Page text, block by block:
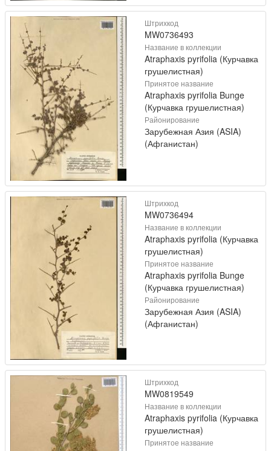
Штрихкод
MW0736493
Название в коллекции
Atraphaxis pyrifolia (Курчавка
грушелистная)
Принятое название
Atraphaxis pyrifolia Bunge
(Курчавка грушелистная)
Районирование
Зарубежная Азия (ASIA)
(Афганистан)
Штрихкод
MW0736494
Название в коллекции
Atraphaxis pyrifolia (Курчавка
грушелистная)
Принятое название
Atraphaxis pyrifolia Bunge
(Курчавка грушелистная)
Районирование
Зарубежная Азия (ASIA)
(Афганистан)
Штрихкод
MW0819549
Название в коллекции
Atraphaxis pyrifolia (Курчавка
грушелистная)
Принятое название